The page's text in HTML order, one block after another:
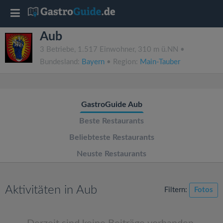
Aub
3 Betriebe, 1.517 Einwohner, 310 m ü.NN •
Bundesland: Bayern • Region: Main-Tauber
GastroGuide Aub
Beste Restaurants
Beliebteste Restaurants
Neuste Restaurants
Aktivitäten in Aub Filtern: Fotos
T
o
g